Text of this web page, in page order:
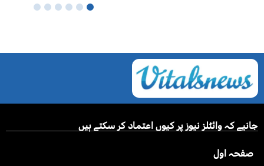
جانیے کہ وائٹلز نیوز پر کیوں اعتماد کر سکتے ہیں
صفحہ اول